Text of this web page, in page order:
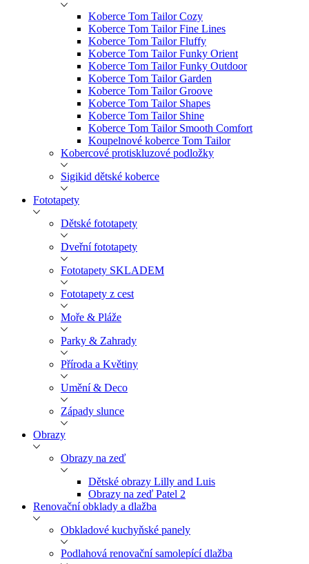
Koberce Tom Tailor Cozy
Koberce Tom Tailor Fine Lines
Koberce Tom Tailor Fluffy
Koberce Tom Tailor Funky Orient
Koberce Tom Tailor Funky Outdoor
Koberce Tom Tailor Garden
Koberce Tom Tailor Groove
Koberce Tom Tailor Shapes
Koberce Tom Tailor Shine
Koberce Tom Tailor Smooth Comfort
Koupelnové koberce Tom Tailor
Kobercové protiskluzové podložky
Sigikid dětské koberce
Fototapety
Dětské fototapety
Dveřní fototapety
Fototapety SKLADEM
Fototapety z cest
Moře & Pláže
Parky & Zahrady
Příroda a Květiny
Umění & Deco
Západy slunce
Obrazy
Obrazy na zeď
Dětské obrazy Lilly and Luis
Obrazy na zeď Patel 2
Renovační obklady a dlažba
Obkladové kuchyňské panely
Podlahová renovační samolepící dlažba